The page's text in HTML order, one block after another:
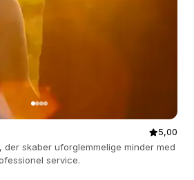
5,00
der skaber uforglemmelige minder med
service.